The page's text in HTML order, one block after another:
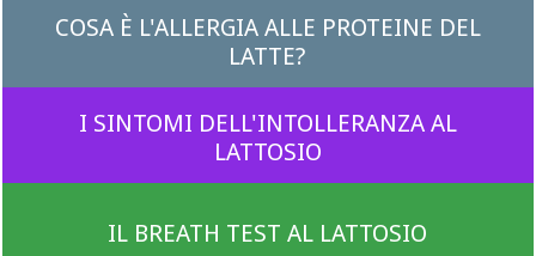
COSA È L'ALLERGIA ALLE PROTEINE DEL
LATTE?
I SINTOMI DELL'INTOLLERANZA AL
LATTOSIO
IL BREATH TEST AL LATTOSIO